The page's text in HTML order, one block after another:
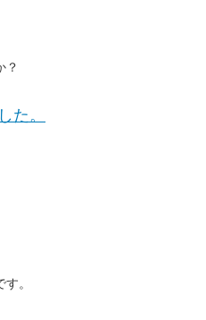
？
た。
。